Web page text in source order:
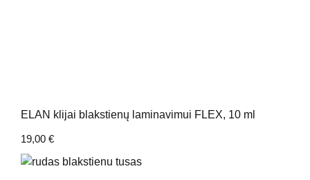
ELAN klijai blakstienų laminavimui FLEX, 10 ml
19,00 €